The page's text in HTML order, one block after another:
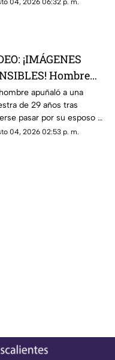
04, 2026 06:32 p. m.
¡IMÁGENES
Hombre
más de 30
a maestra de 29
en una escuela
apuñaló a una
de 29 años tras
pasar por su esposo e
a la escuela; te
04, 2026 02:53 p. m.